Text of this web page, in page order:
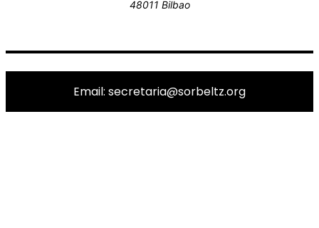
48011 Bilbao
Email: secretaria@sorbeltz.org